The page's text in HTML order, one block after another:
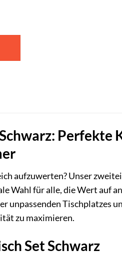
Perfekte
aufzuwerten? Unser
Wahl für alle, die Wert auf
unpassenden Tischplatzes
zu maximieren.
Set Schwarz